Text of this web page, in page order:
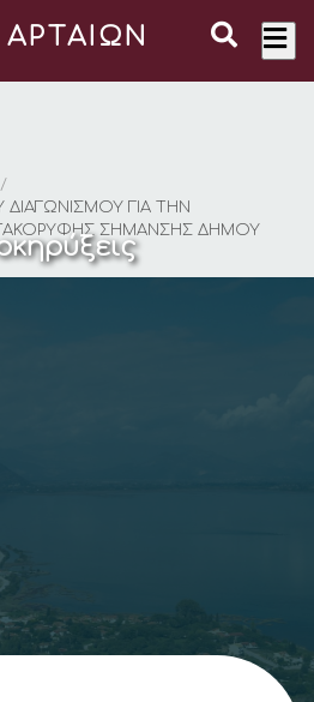
ΑΡΤΑΙΩΝ
ΓΙΑ ΤΗΝ
ΣΗΜΑΝΣΗΣ ΔΗΜΟΥ